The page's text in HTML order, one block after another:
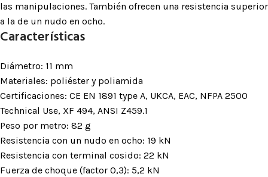
las manipulaciones. También ofrecen una resistencia superior
a la de un nudo en ocho.
Características
Diámetro: 11 mm
Materiales: poliéster y poliamida
Certificaciones: CE EN 1891 type A, UKCA, EAC, NFPA 2500
Technical Use, XF 494, ANSI Z459.1
Peso por metro: 82 g
Resistencia con un nudo en ocho: 19 kN
Resistencia con terminal cosido: 22 kN
Fuerza de choque (factor 0,3): 5,2 kN